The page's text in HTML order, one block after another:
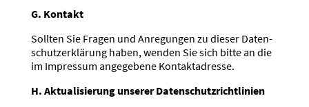
G. Kontakt
Sollten Sie Fragen und Anregungen zu dieser Daten­
schutz­er­klärung haben, wenden Sie sich bitte an die
im Impressum angegebene Kontakt­adresse.
H. Aktua­li­sierung unserer Daten­schutz­richt­linien